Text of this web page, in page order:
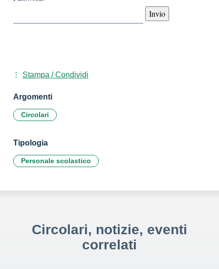
Stampa / Condividi
Argomenti
Circolari
Tipologia
Personale scolastico
Circolari, notizie, eventi
correlati